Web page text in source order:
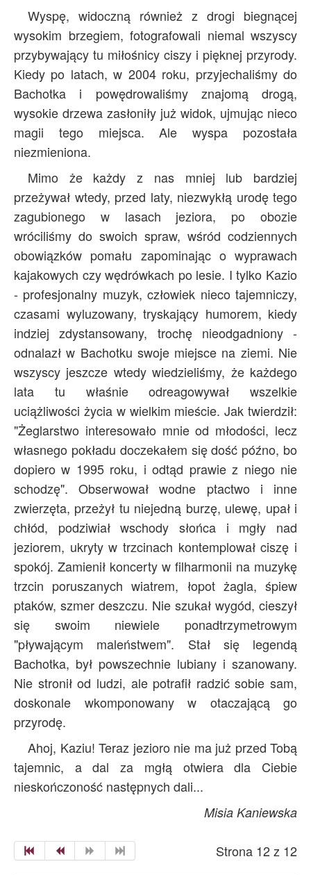
Wyspę, widoczną również z drogi biegnącej
wysokim brzegiem, fotografowali niemal wszyscy
przybywający tu miłośnicy ciszy i pięknej przyrody.
Kiedy po latach, w 2004 roku, przyjechaliśmy do
Bachotka i powędrowaliśmy znajomą drogą,
wysokie drzewa zasłoniły już widok, ujmując nieco
magii tego miejsca. Ale wyspa pozostała
niezmieniona.
Mimo że każdy z nas mniej lub bardziej
przeżywał wtedy, przed laty, niezwykłą urodę tego
zagubionego w lasach jeziora, po obozie
wróciliśmy do swoich spraw, wśród codziennych
obowiązków pomału zapominając o wyprawach
kajakowych czy wędrówkach po lesie. I tylko Kazio
- profesjonalny muzyk, człowiek nieco tajemniczy,
czasami wyluzowany, tryskający humorem, kiedy
indziej zdystansowany, trochę nieodgadniony -
odnalazł w Bachotku swoje miejsce na ziemi. Nie
wszyscy jeszcze wtedy wiedzieliśmy, że każdego
lata tu właśnie odreagowywał wszelkie
uciążliwości życia w wielkim mieście. Jak twierdził:
"Żeglarstwo interesowało mnie od młodości, lecz
własnego pokładu doczekałem się dość późno, bo
dopiero w 1995 roku, i odtąd prawie z niego nie
schodzę". Obserwował wodne ptactwo i inne
zwierzęta, przeżył tu niejedną burzę, ulewę, upał i
chłód, podziwiał wschody słońca i mgły nad
jeziorem, ukryty w trzcinach kontemplował ciszę i
spokój. Zamienił koncerty w filharmonii na muzykę
trzcin poruszanych wiatrem, łopot żagla, śpiew
ptaków, szmer deszczu. Nie szukał wygód, cieszył
się swoim niewiele ponadtrzymetrowym
"pływającym maleństwem". Stał się legendą
Bachotka, był powszechnie lubiany i szanowany.
Nie stronił od ludzi, ale potrafił radzić sobie sam,
doskonale wkomponowany w otaczającą go
przyrodę.
Ahoj, Kaziu! Teraz jezioro nie ma już przed Tobą
tajemnic, a dal za mgłą otwiera dla Ciebie
nieskończoność następnych dali...
Misia Kaniewska
Strona 12 z 12